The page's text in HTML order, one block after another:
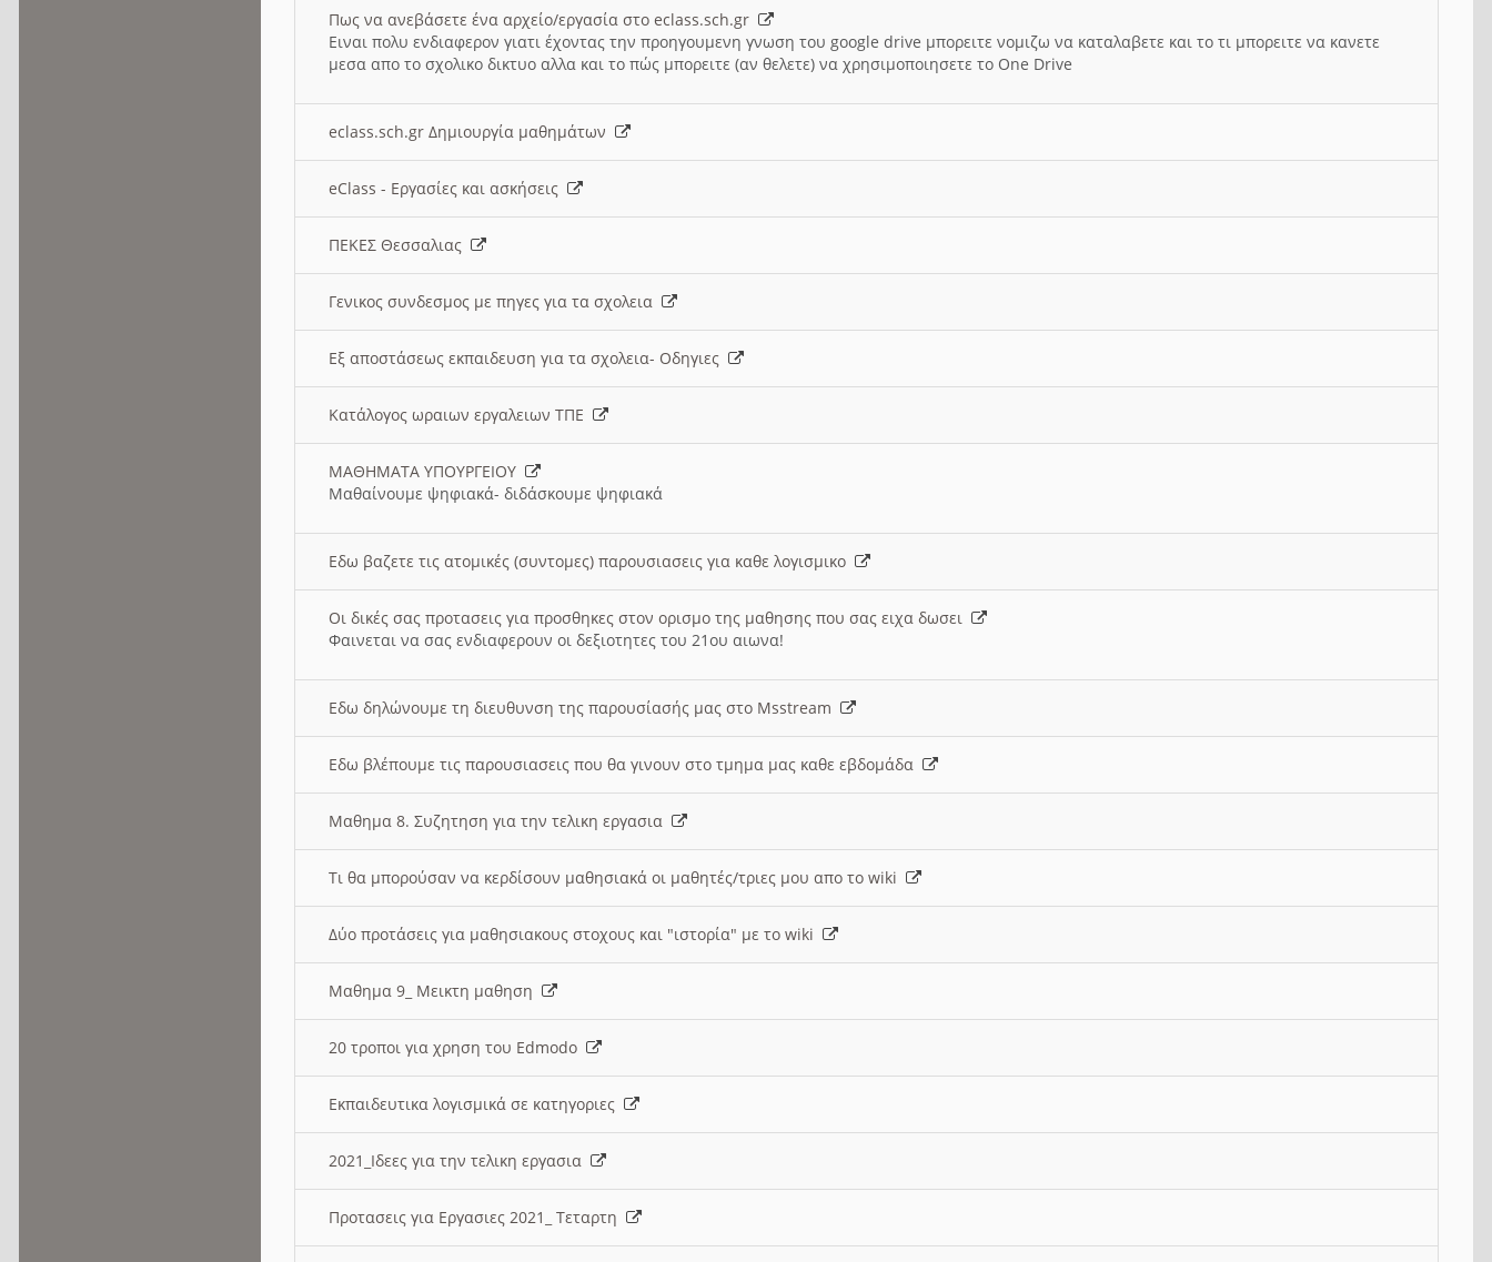
Πως να ανεβάσετε ένα αρχείο/εργασία στο eclass.sch.gr
Ειναι πολυ ενδιαφερον γιατι έχοντας την προηγουμενη γνωση του google drive μπορειτε νομιζω να καταλαβετε και το τι μπορειτε να κανετε
μεσα απο το σχολικο δικτυο αλλα και το πώς μπορειτε (αν θελετε) να χρησιμοποιησετε το One Drive
eclass.sch.gr Δημιουργία μαθημάτων
eClass - Εργασίες και ασκήσεις
ΠΕΚΕΣ Θεσσαλιας
Γενικος συνδεσμος με πηγες για τα σχολεια
Εξ αποστάσεως εκπαιδευση για τα σχολεια- Οδηγιες
Κατάλογος ωραιων εργαλειων ΤΠΕ
ΜΑΘΗΜΑΤΑ ΥΠΟΥΡΓΕΙΟΥ
Μαθαίνουμε ψηφιακά- διδάσκουμε ψηφιακά
Εδω βαζετε τις ατομικές (συντομες) παρουσιασεις για καθε λογισμικο
Οι δικές σας προτασεις για προσθηκες στον ορισμο της μαθησης που σας ειχα δωσει
Φαινεται να σας ενδιαφερουν οι δεξιοτητες του 21ου αιωνα!
Εδω δηλώνουμε τη διευθυνση της παρουσίασής μας στο Msstream
Εδω βλέπουμε τις παρουσιασεις που θα γινουν στο τμημα μας καθε εβδομάδα
Μαθημα 8. Συζητηση για την τελικη εργασια
Τι θα μπορούσαν να κερδίσουν μαθησιακά οι μαθητές/τριες μου απο το wiki
Δύο προτάσεις για μαθησιακους στοχους και "ιστορία" με το wiki
Μαθημα 9_ Μεικτη μαθηση
20 τροποι για χρηση του Edmodo
Εκπαιδευτικα λογισμικά σε κατηγοριες
2021_Ιδεες για την τελικη εργασια
Προτασεις για Εργασιες 2021_ Τεταρτη